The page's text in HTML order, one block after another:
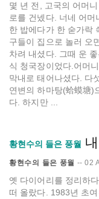
몇 년 전, 고국의 어머
로를 건넸다. 너네 어
한 밥에다가 한 숟가락
구들이 집으로 놀러 오
차려 내셨다. 그때 운
식 청국장이었다.어머
막내로 태어나셨다. 다
연변의 하마탕(蛤蟆塘)
다. 하지만 ...
황현수의 들은 풍월
황현수의 들은 풍월 -- 02
옛 다이어리를 정리하
떠 올랐다. 1983년 초